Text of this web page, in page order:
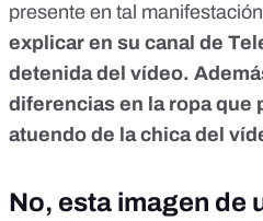
presente en tal
explicar en su canal de
detenida del vídeo.
diferencias en la ropa que
atuendo de la chica del
No, esta imagen de